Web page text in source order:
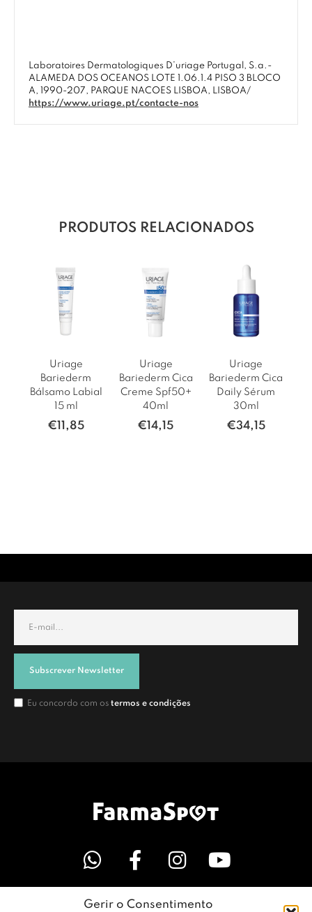
Gerir o Consentimento
Laboratoires Dermatologiques D’uriage Portugal, S.a.-
ALAMEDA DOS OCEANOS LOTE 1.06.1.4 PISO 3 BLOCO
A, 1990-207, PARQUE NACOES LISBOA, LISBOA/
https://www.uriage.pt/contacte-nos
PRODUTOS RELACIONADOS
Uriage
Bariederm
Bálsamo Labial
15 ml
€11,85
Uriage
Bariederm Cica
Creme Spf50+
40ml
€14,15
Uriage
Bariederm Cica
Daily Sérum
30ml
€34,15
Subscrever Newsletter
Eu concordo com os termos e condições